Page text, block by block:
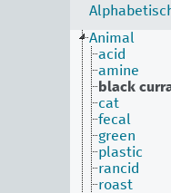
Animal
acid
amine
black
cat
fecal
green
plastic
rancid
roast